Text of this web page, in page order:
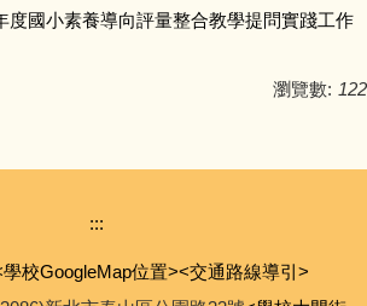
度國小素養導向評量整合教學提問實踐工作
瀏覽數: 122
:::
學校GoogleMap位置><交通路線導引>